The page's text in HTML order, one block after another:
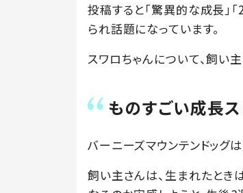
投稿すると「驚異的な成長」
られ話題になっています。
スワロちゃんについて、飼
ものすごい成長ス
バーニーズマウンテンドッグ
飼い主さんは、生まれたとき